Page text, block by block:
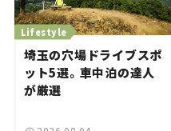
埼玉の穴場ドライブスポ
ット5選。車中泊の達人
が厳選
Lifestyle